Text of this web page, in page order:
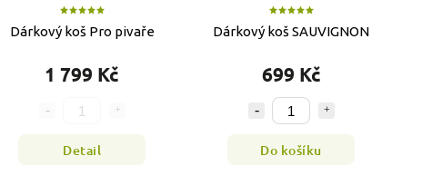
Dárkový koš Pro pivaře
1 799 Kč
Detail
Dárkový koš SAUVIGNON
699 Kč
Do košíku